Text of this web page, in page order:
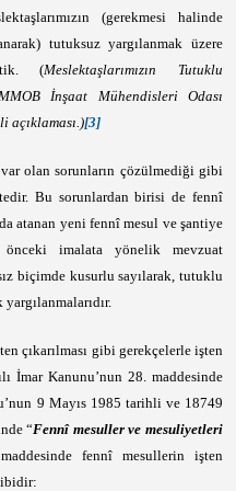
(gerekmesi halinde
tutuksuz yargılanmak üzere
(Meslektaşlarımızın Tutuklu
İnşaat Mühendisleri Odası
açıklaması.)[3]
olan sorunların çözülmediği gibi
Bu sorunlardan birisi de fennî
atanan yeni fennî mesul ve şantiye
önceki imalata yönelik mevzuat
biçimde kusurlu sayılarak, tutuklu
çıkarılması gibi gerekçelerle işten
İmar Kanunu’nun 28. maddesinde
9 Mayıs 1985 tarihli ve 18749
“Fennî mesuller ve mesuliyetleri
fennî mesullerin işten